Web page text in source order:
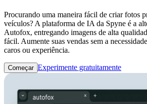
Procurando uma maneira fácil de criar fotos
veículos? A plataforma de IA da Spyne é a
Autofox, entregando imagens de alta
fácil. Aumente suas vendas sem a
caros ou experiência.
Começar Experimente gratuitamente